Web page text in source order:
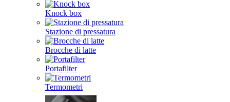
Knock box
Stazione di pressatura
Brocche di latte
Portafilter
Termometri